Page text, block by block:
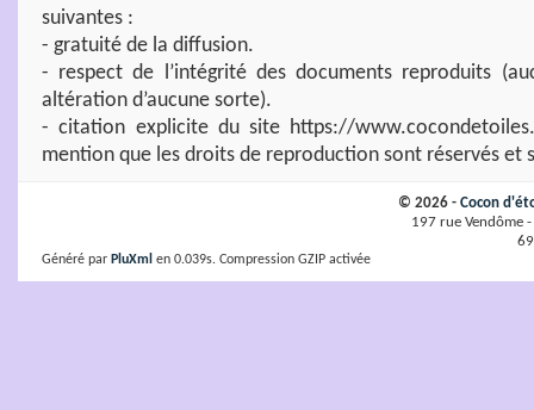
suivantes :
- gratuité de la diffusion.
- respect de l’intégrité des documents reproduits
altération d’aucune sorte).
- citation explicite du site https://
mention que les droits de reproduction sont réservés et
© 2026 - Cocon
197 rue Vendôme
Généré par PluXml en 0.039s. Compression GZIP activée